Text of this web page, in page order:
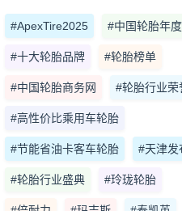
#ApexTire2025 #中国轮胎年
#十大轮胎品牌 #轮胎榜单
#中国轮胎商务网 #轮胎行业荣
#高性价比乘用车轮胎
#节能省油卡客车轮胎 #天津发
#轮胎行业盛典 #玲珑轮胎